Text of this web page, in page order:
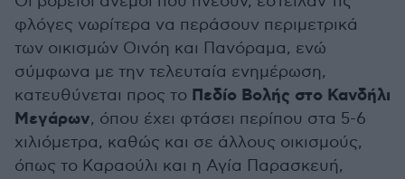
φλόγες νωρίτερα να περάσουν περιμετρικά
των οικισμών Οινόη και Πανόραμα, ενώ
σύμφωνα με την τελευταία ενημέρωση,
κατευθύνεται προς το Πεδίο Βολής στο Κανδήλι
Μεγάρων, όπου έχει φτάσει περίπου στα 5-6
χιλιόμετρα, καθώς και σε άλλους οικισμούς,
όπως το Καραούλι και η Αγία Παρασκευή,